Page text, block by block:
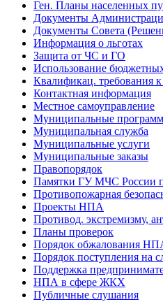
Ген. Планы населенных
Документы
Документы Совета
Информация о льготах
Защита от ЧС и ГО
Использование
Квалификац. требования
Контактная информация
Местное самоуправление
Муниципальные
Муниципальная служба
Муниципальные услуги
Муниципальные заказы
Правопорядок
Памятки ГУ МЧС России
Противопожарная
Проекты НПА
Противод. экстремизму,
Планы проверок
Порядок обжалования
Порядок поступления на
Поддержка
НПА в сфере ЖКХ
Публичные слушания